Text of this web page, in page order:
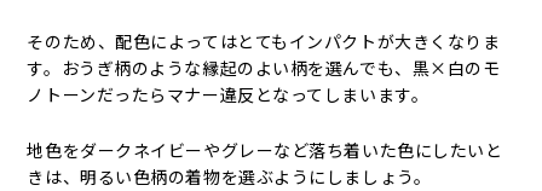
そのため、配色によってはとてもインパクトが大きくなりま
す。おうぎ柄のような縁起のよい柄を選んでも、黒×白のモ
ノトーンだったらマナー違反となってしまいます。
地色をダークネイビーやグレーなど落ち着いた色にしたいと
きは、明るい色柄の着物を選ぶようにしましょう。